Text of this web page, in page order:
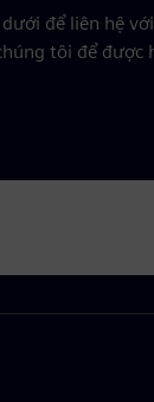
để liên hệ
tôi để được